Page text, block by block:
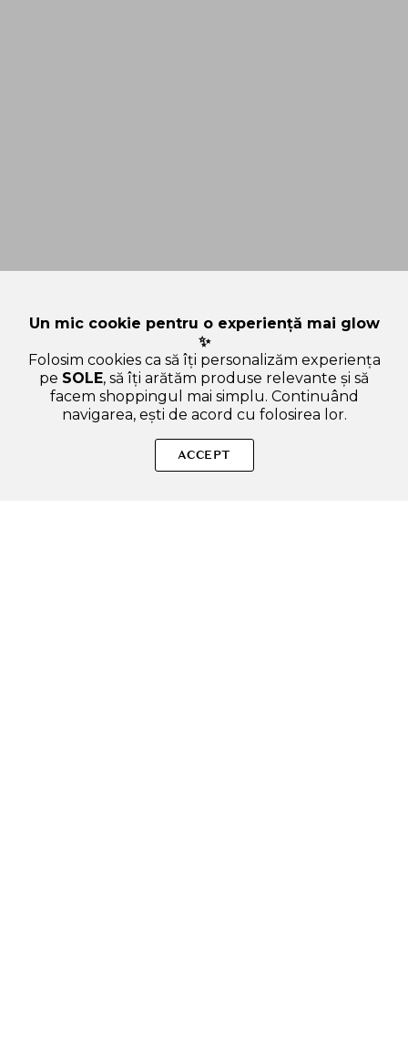
Lab 1025 Dokdo Spuma de curatare - Curatare delicata si
hidratare profunda cu ceramide si acid hialuronic, 150 ml.
Un mic cookie pentru o experiență mai glow
✨
Folosim cookies ca să îți personalizăm experiența
pe SOLE, să îți arătăm produse relevante și să
facem shoppingul mai simplu. Continuând
navigarea, ești de acord cu folosirea lor.
ACCEPT